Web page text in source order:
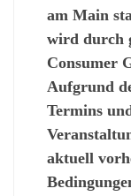
am Main
wird durch
Consumer
Aufgrund
Termins
aktuell